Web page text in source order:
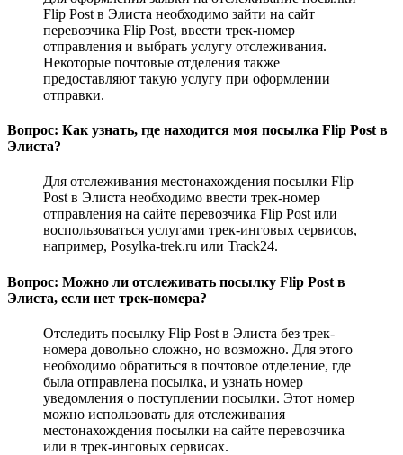
Flip Post в Элиста необходимо зайти на сайт
перевозчика Flip Post, ввести трек-номер
отправления и выбрать услугу отслеживания.
Некоторые почтовые отделения также
предоставляют такую услугу при оформлении
отправки.
Вопрос: Как узнать, где находится моя посылка Flip Post в
Элиста?
Для отслеживания местонахождения посылки Flip
Post в Элиста необходимо ввести трек-номер
отправления на сайте перевозчика Flip Post или
воспользоваться услугами трек-инговых сервисов,
например, Posylka-trek.ru или Track24.
Вопрос: Можно ли отслеживать посылку Flip Post в
Элиста, если нет трек-номера?
Отследить посылку Flip Post в Элиста без трек-
номера довольно сложно, но возможно. Для этого
необходимо обратиться в почтовое отделение, где
была отправлена посылка, и узнать номер
уведомления о поступлении посылки. Этот номер
можно использовать для отслеживания
местонахождения посылки на сайте перевозчика
или в трек-инговых сервисах.